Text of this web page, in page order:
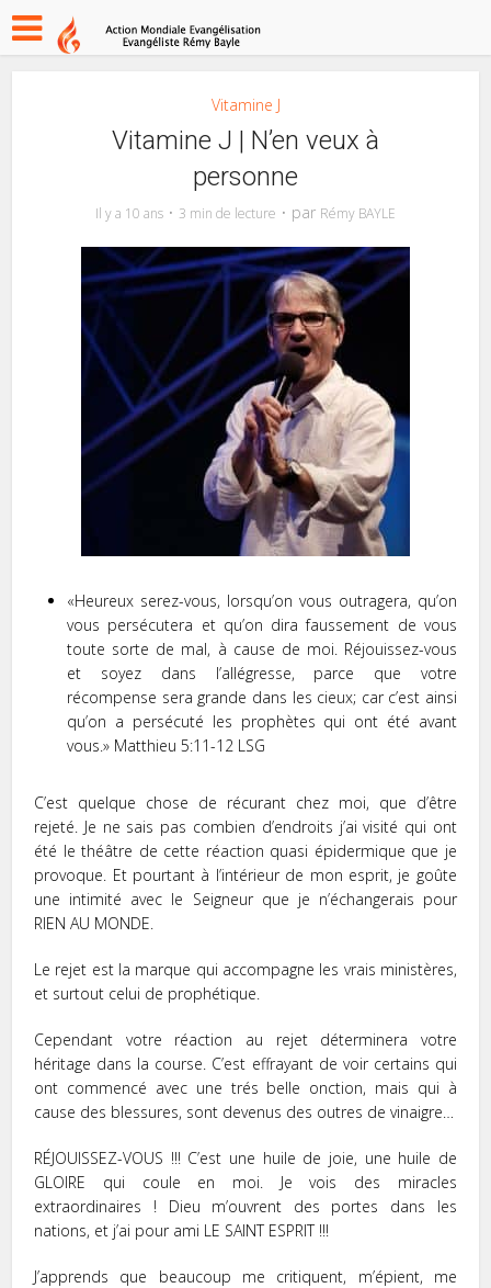
Vitamine J
Vitamine J | N’en veux à
personne
Il y a 10 ans 3 min de lecture par Rémy BAYLE
«Heureux serez-vous, lorsqu’on vous outragera, qu’on
vous persécutera et qu’on dira faussement de vous
toute sorte de mal, à cause de moi. Réjouissez-vous
et soyez dans l’allégresse, parce que votre
récompense sera grande dans les cieux; car c’est ainsi
qu’on a persécuté les prophètes qui ont été avant
vous.» Matthieu‬ ‭5:11-12‬ ‭LSG‬‬
C’est quelque chose de récurant chez moi, que d’être
rejeté. Je ne sais pas combien d’endroits j’ai visité qui ont
été le théâtre de cette réaction quasi épidermique que je
provoque. Et pourtant à l’intérieur de mon esprit, je goûte
une intimité avec le Seigneur que je n’échangerais pour
RIEN AU MONDE.
Le rejet est la marque qui accompagne les vrais ministères,
et surtout celui de prophétique.
Cependant votre réaction au rejet déterminera votre
héritage dans la course. C’est effrayant de voir certains qui
ont commencé avec une trés belle onction, mais qui à
cause des blessures, sont devenus des outres de vinaigre…
RÉJOUISSEZ-VOUS !!! C’est une huile de joie, une huile de
GLOIRE qui coule en moi. Je vois des miracles
extraordinaires ! Dieu m’ouvrent des portes dans les
nations, et j’ai pour ami LE SAINT ESPRIT !!!
J’apprends que beaucoup me critiquent, m’épient, me